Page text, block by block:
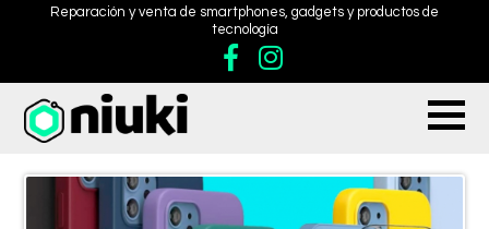
Reparación y venta de smartphones, gadgets y productos de
tecnología